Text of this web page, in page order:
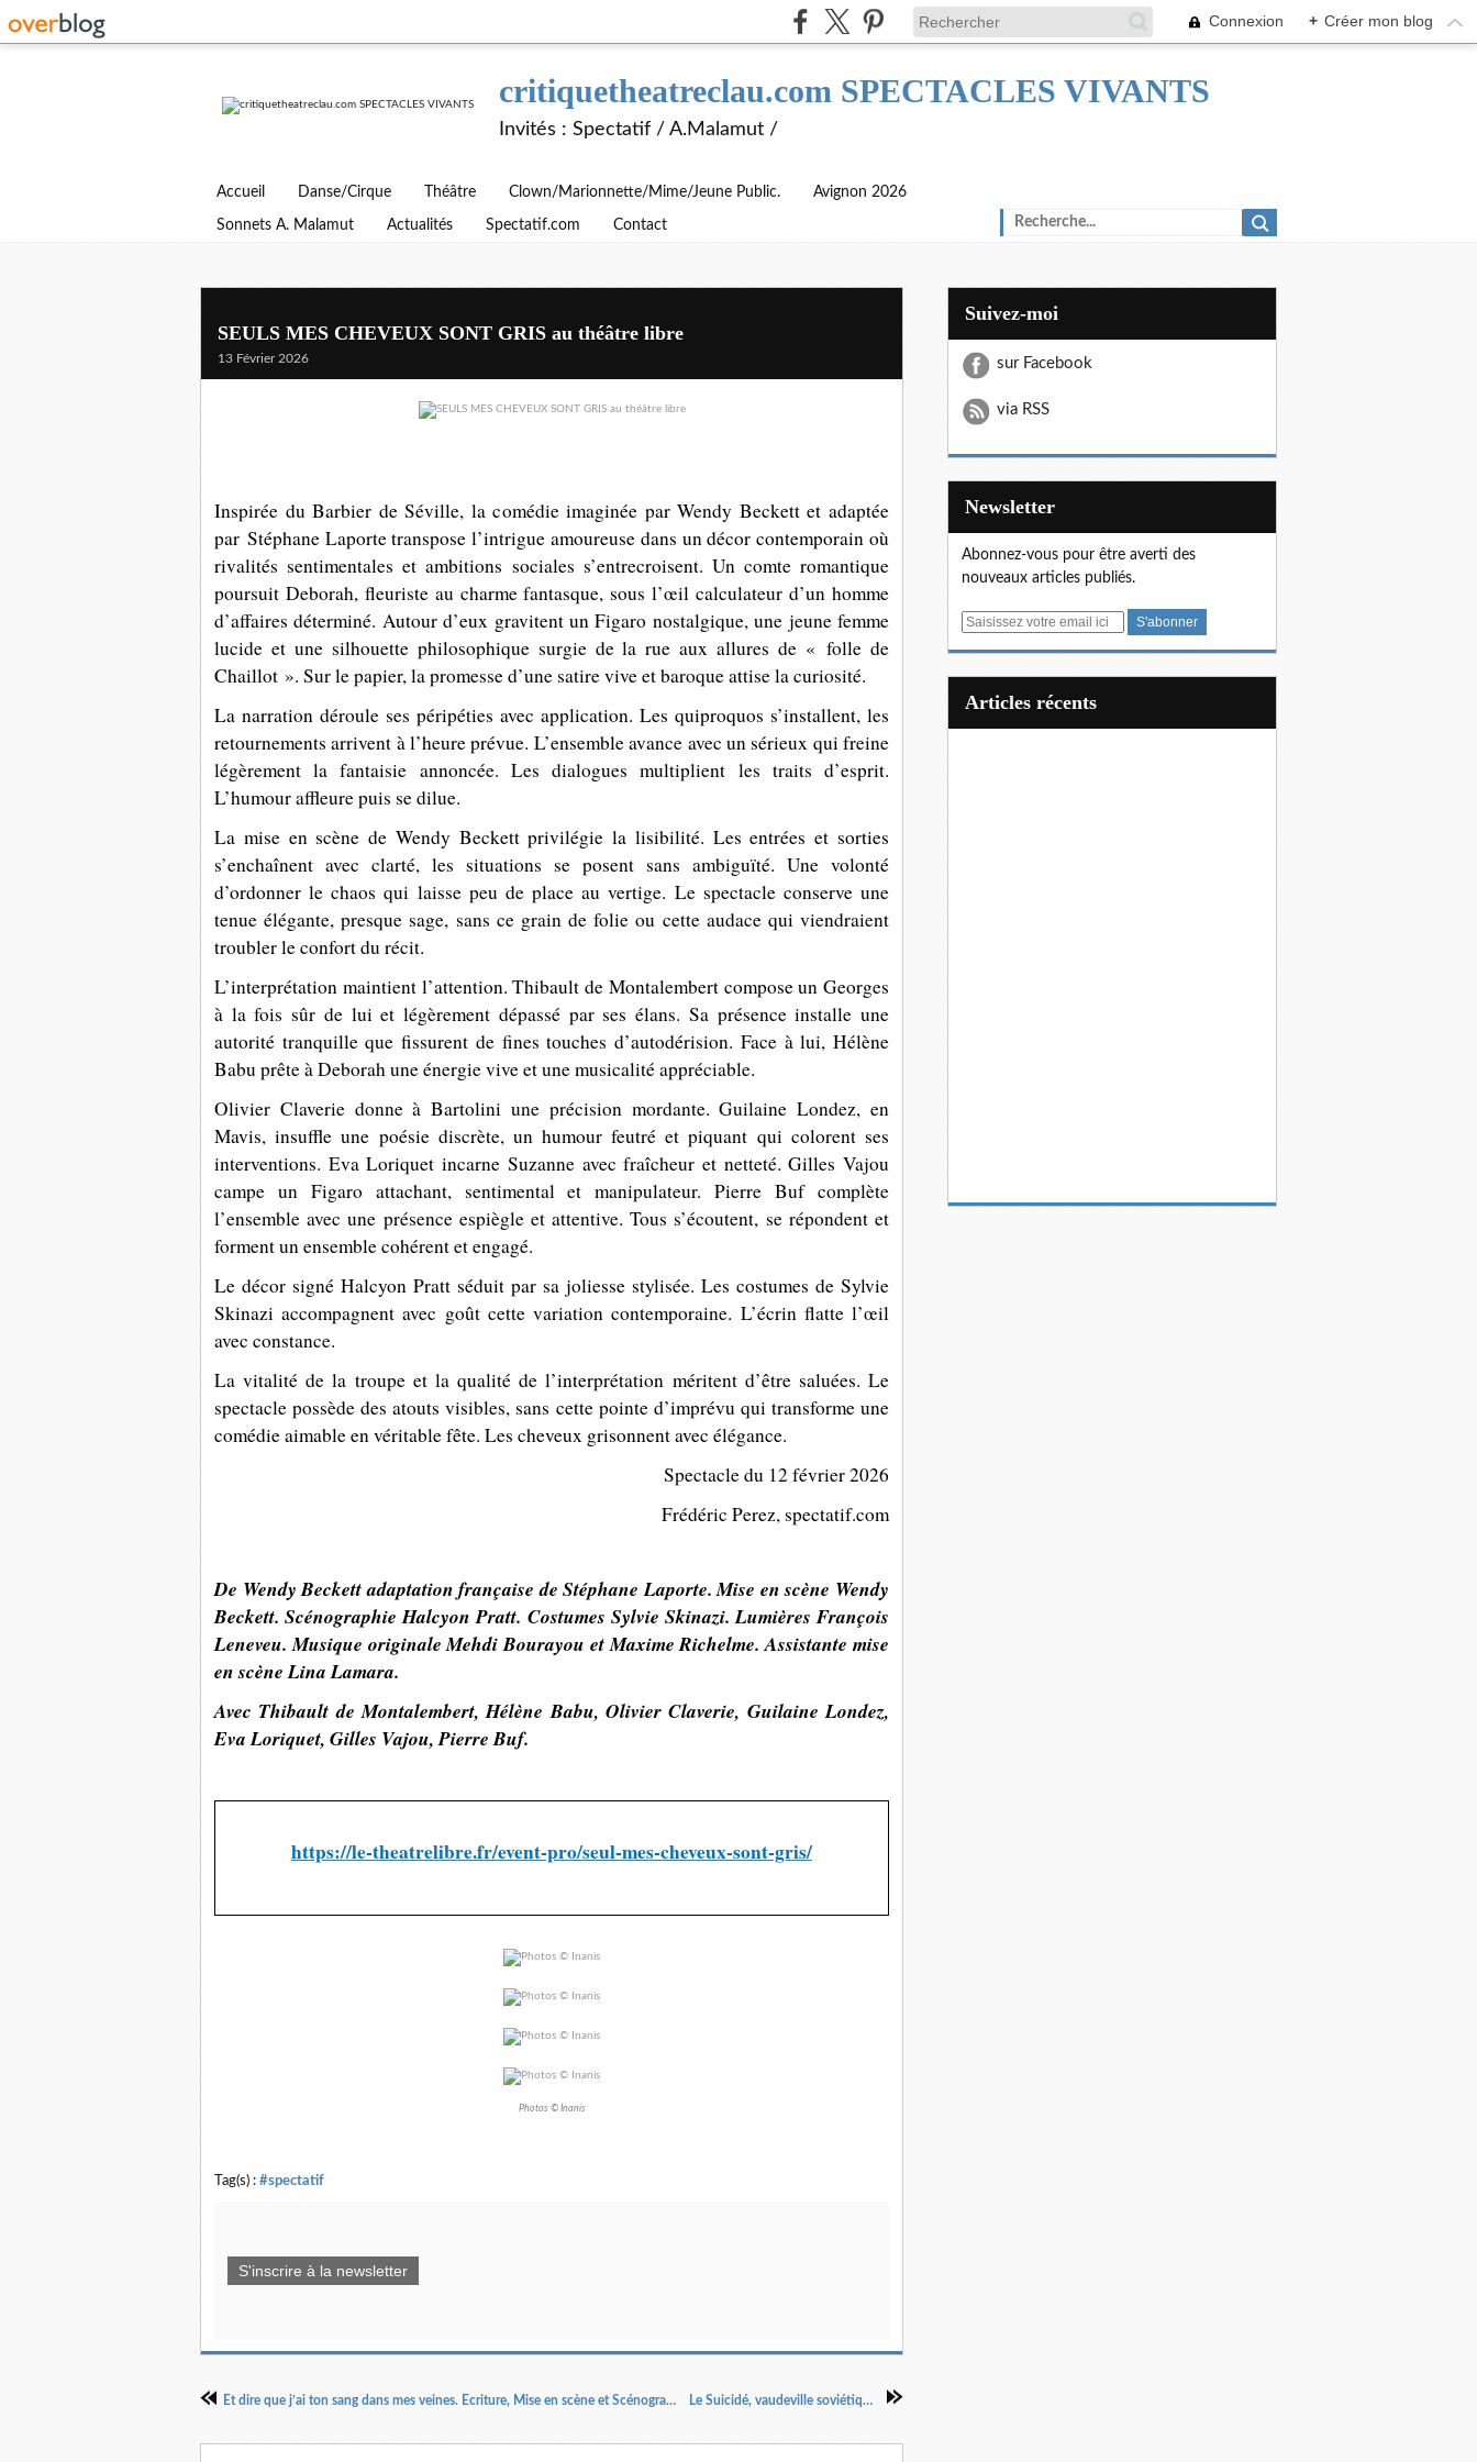
Connexion + Créer mon blog
critiquetheatreclau.com SPECTACLES VIVANTS
Invités : Spectatif / A.Malamut /
Accueil Danse/Cirque Théâtre Clown/Marionnette/Mime/Jeune Public. Avignon 2026
Sonnets A. Malamut Actualités Spectatif.com Contact
SEULS MES CHEVEUX SONT GRIS au théâtre libre
13 Février 2026
Inspirée du Barbier de Séville, la comédie imaginée par Wendy Beckett et adaptée
par Stéphane Laporte transpose l’intrigue amoureuse dans un décor contemporain où
rivalités sentimentales et ambitions sociales s’entrecroisent. Un comte romantique
poursuit Deborah, fleuriste au charme fantasque, sous l’œil calculateur d’un homme
d’affaires déterminé. Autour d’eux gravitent un Figaro nostalgique, une jeune femme
lucide et une silhouette philosophique surgie de la rue aux allures de « folle de
Chaillot ». Sur le papier, la promesse d’une satire vive et baroque attise la curiosité.
La narration déroule ses péripéties avec application. Les quiproquos s’installent, les
retournements arrivent à l’heure prévue. L’ensemble avance avec un sérieux qui freine
légèrement la fantaisie annoncée. Les dialogues multiplient les traits d’esprit.
L’humour affleure puis se dilue.
La mise en scène de Wendy Beckett privilégie la lisibilité. Les entrées et sorties
s’enchaînent avec clarté, les situations se posent sans ambiguïté. Une volonté
d’ordonner le chaos qui laisse peu de place au vertige. Le spectacle conserve une
tenue élégante, presque sage, sans ce grain de folie ou cette audace qui viendraient
troubler le confort du récit.
L’interprétation maintient l’attention. Thibault de Montalembert compose un Georges
à la fois sûr de lui et légèrement dépassé par ses élans. Sa présence installe une
autorité tranquille que fissurent de fines touches d’autodérision. Face à lui, Hélène
Babu prête à Deborah une énergie vive et une musicalité appréciable.
Olivier Claverie donne à Bartolini une précision mordante. Guilaine Londez, en
Mavis, insuffle une poésie discrète, un humour feutré et piquant qui colorent ses
interventions. Eva Loriquet incarne Suzanne avec fraîcheur et netteté. Gilles Vajou
campe un Figaro attachant, sentimental et manipulateur. Pierre Buf complète
l’ensemble avec une présence espiègle et attentive. Tous s’écoutent, se répondent et
forment un ensemble cohérent et engagé.
Le décor signé Halcyon Pratt séduit par sa joliesse stylisée. Les costumes de Sylvie
Skinazi accompagnent avec goût cette variation contemporaine. L’écrin flatte l’œil
avec constance.
La vitalité de la troupe et la qualité de l’interprétation méritent d’être saluées. Le
spectacle possède des atouts visibles, sans cette pointe d’imprévu qui transforme une
comédie aimable en véritable fête. Les cheveux grisonnent avec élégance.
Spectacle du 12 février 2026
Frédéric Perez, spectatif.com
De Wendy Beckett adaptation française de Stéphane Laporte. Mise en scène Wendy
Beckett. Scénographie Halcyon Pratt. Costumes Sylvie Skinazi. Lumières François
Leneveu. Musique originale Mehdi Bourayou et Maxime Richelme. Assistante mise
en scène Lina Lamara.
Avec Thibault de Montalembert, Hélène Babu, Olivier Claverie, Guilaine Londez,
Eva Loriquet, Gilles Vajou, Pierre Buf.
https://le-theatrelibre.fr/event-pro/seul-mes-cheveux-sont-gris/
Photos © Inanis
Tag(s) : #spectatif
S'inscrire à la newsletter
Et dire que j’ai ton sang dans mes veines. Ecriture, Mise en scène et Scénographie Clément Piednoel Duval Le Suicidé, vaudeville soviétique. A.Malamut.
Suivez-moi
sur Facebook
via RSS
Newsletter
Abonnez-vous pour être averti des
nouveaux articles publiés.
E
articles récents